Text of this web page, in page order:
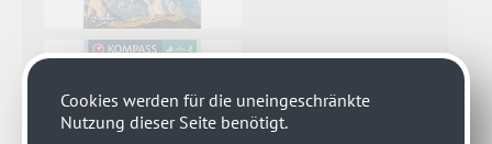
Cookies werden für die uneingeschränkte
Nutzung dieser Seite benötigt.